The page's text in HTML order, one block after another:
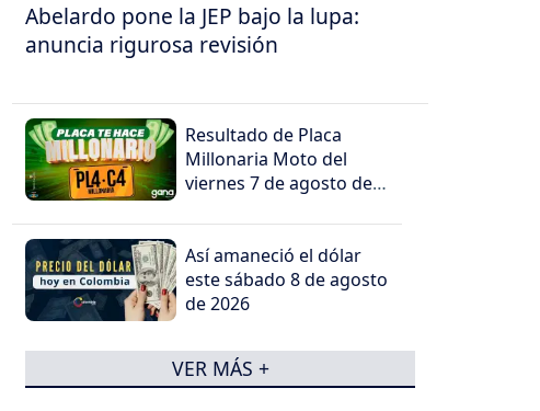
Abelardo pone la JEP bajo la lupa:
anuncia rigurosa revisión
Resultado de Placa
Millonaria Moto del
viernes 7 de agosto de
Así amaneció el dólar
este sábado 8 de agosto
de 2026
VER MÁS +